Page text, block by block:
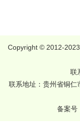
Copyright © 2012-
联
联系地址：贵州省铜仁
备案号